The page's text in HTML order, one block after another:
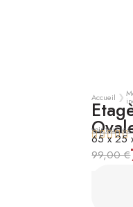
Accueil

voir tous les
65 x 25
99,00 €